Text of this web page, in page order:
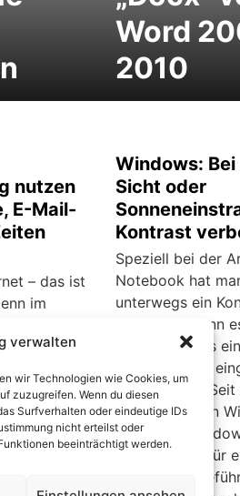
Word
2010
nutzen
E-Mail-
– das ist
im
Seiten mit
oder
Damit die
Windows:
Sicht oder
Kontrast
Speziell bei der
Notebook hat
unterwegs ein
Vor allem, wenn
Ebenso ist das
Menschen mit
Sehfähigkeit. Seit
Einführung von
haben die
einen Modus für
Kontrast
verwalten
wir Technologien wie Cookies, um
zuzugreifen. Wenn du diesen
Surfverhalten oder eindeutige IDs
nicht erteilst oder
beeinträchtigt werden.